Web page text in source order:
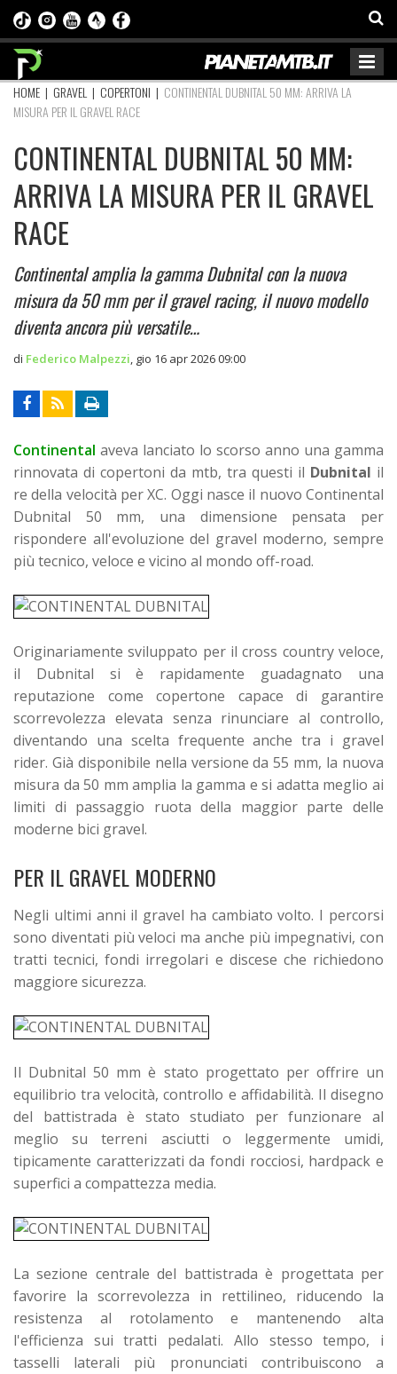
HOME | GRAVEL | COPERTONI | CONTINENTAL DUBNITAL 50 MM: ARRIVA LA
MISURA PER IL GRAVEL RACE
CONTINENTAL DUBNITAL 50 MM:
ARRIVA LA MISURA PER IL GRAVEL
RACE
Continental amplia la gamma Dubnital con la nuova
misura da 50 mm per il gravel racing, il nuovo modello
diventa ancora più versatile…
di Federico Malpezzi gio 16 apr 2026 09:00
Continental aveva lanciato lo scorso anno una gamma
rinnovata di copertoni da mtb, tra questi il Dubnital il
re della velocità per XC. Oggi nasce il nuovo Continental
Dubnital 50 mm, una dimensione pensata per
rispondere all'evoluzione del gravel moderno, sempre
più tecnico, veloce e vicino al mondo off-road.
Originariamente sviluppato per il cross country veloce,
il Dubnital si è rapidamente guadagnato una
reputazione come copertone capace di garantire
scorrevolezza elevata senza rinunciare al controllo,
diventando una scelta frequente anche tra i gravel
rider. Già disponibile nella versione da 55 mm, la nuova
misura da 50 mm amplia la gamma e si adatta meglio ai
limiti di passaggio ruota della maggior parte delle
moderne bici gravel.
PER IL GRAVEL MODERNO
Negli ultimi anni il gravel ha cambiato volto. I percorsi
sono diventati più veloci ma anche più impegnativi, con
tratti tecnici, fondi irregolari e discese che richiedono
maggiore sicurezza.
Il Dubnital 50 mm è stato progettato per offrire un
equilibrio tra velocità, controllo e affidabilità. Il disegno
del battistrada è stato studiato per funzionare al
meglio su terreni asciutti o leggermente umidi,
tipicamente caratterizzati da fondi rocciosi, hardpack e
superfici a compattezza media.
La sezione centrale del battistrada è progettata per
favorire la scorrevolezza in rettilineo, riducendo la
resistenza al rotolamento e mantenendo alta
l'efficienza sui tratti pedalati. Allo stesso tempo, i
tasselli laterali più pronunciati contribuiscono a